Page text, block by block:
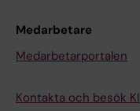
Medarbetare
Medarbetarportalen
Kontakta och besök KI